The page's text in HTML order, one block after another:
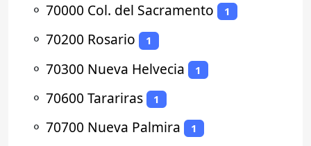
⚬ 70000 Col. del Sacramento 1
⚬ 70200 Rosario 1
⚬ 70300 Nueva Helvecia 1
⚬ 70600 Tarariras 1
⚬ 70700 Nueva Palmira 1